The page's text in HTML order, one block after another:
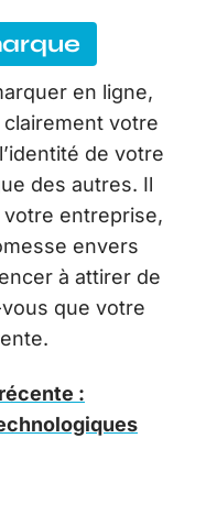
en ligne,
votre
de votre
des autres. Il
votre entreprise,
envers
à attirer de
que votre
: